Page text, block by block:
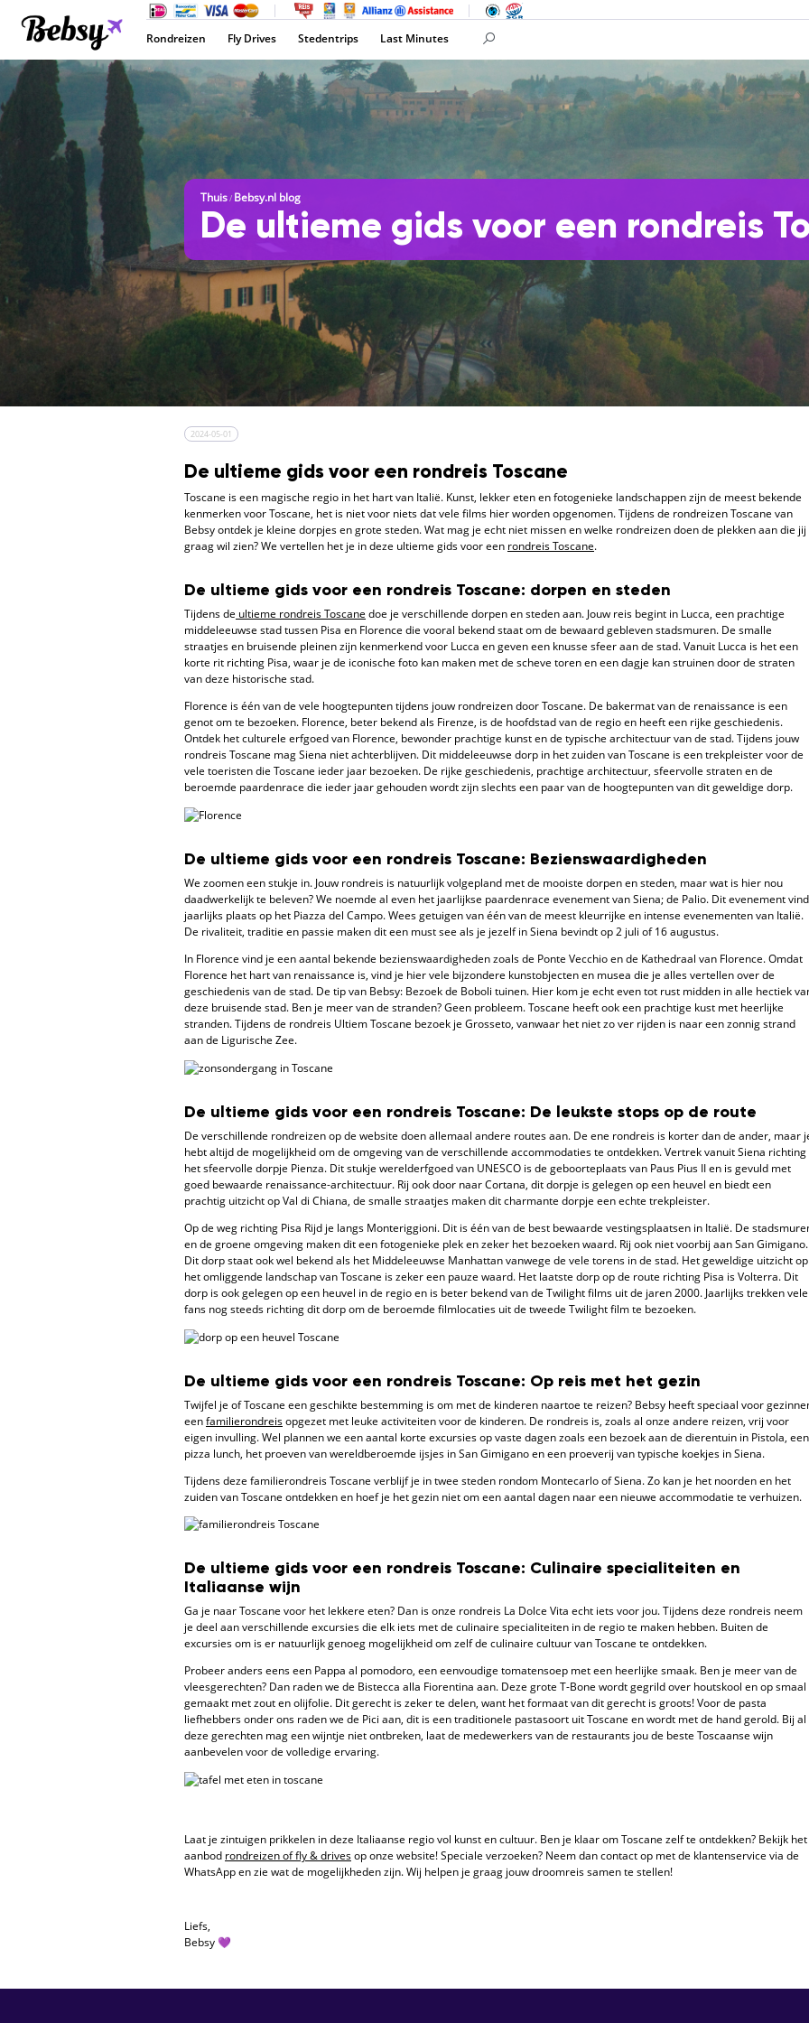
Rondreizen Fly Drives Stedentrips Last Minutes
Thuis/ Bebsy.nl blog
De ultieme gids voor een rondreis
2024-05-01
De ultieme gids voor een rondreis Toscane
Toscane is een magische regio in het hart van Italië. Kunst, lekker eten en fotogenieke landschappen zijn de meest bekende
kenmerken voor Toscane, het is niet voor niets dat vele films hier worden opgenomen. Tijdens de rondreizen Toscane van
Bebsy ontdek je kleine dorpjes en grote steden. Wat mag je echt niet missen en welke rondreizen doen de plekken aan die jij
graag wil zien? We vertellen het je in deze ultieme gids voor een rondreis Toscane.
De ultieme gids voor een rondreis Toscane: dorpen en steden
Tijdens de ultieme rondreis Toscane doe je verschillende dorpen en steden aan. Jouw reis begint in Lucca, een prachtige
middeleeuwse stad tussen Pisa en Florence die vooral bekend staat om de bewaard gebleven stadsmuren. De smalle
straatjes en bruisende pleinen zijn kenmerkend voor Lucca en geven een knusse sfeer aan de stad. Vanuit Lucca is het een
korte rit richting Pisa, waar je de iconische foto kan maken met de scheve toren en een dagje kan struinen door de straten
van deze historische stad.
Florence is één van de vele hoogtepunten tijdens jouw rondreizen door Toscane. De bakermat van de renaissance is een
genot om te bezoeken. Florence, beter bekend als Firenze, is de hoofdstad van de regio en heeft een rijke geschiedenis.
Ontdek het culturele erfgoed van Florence, bewonder prachtige kunst en de typische architectuur van de stad. Tijdens jouw
rondreis Toscane mag Siena niet achterblijven. Dit middeleeuwse dorp in het zuiden van Toscane is een trekpleister voor de
vele toeristen die Toscane ieder jaar bezoeken. De rijke geschiedenis, prachtige architectuur, sfeervolle straten en de
beroemde paardenrace die ieder jaar gehouden wordt zijn slechts een paar van de hoogtepunten van dit geweldige dorp.
De ultieme gids voor een rondreis Toscane: Bezienswaardigheden
We zoomen een stukje in. Jouw rondreis is natuurlijk volgepland met de mooiste dorpen en steden, maar wat is hier nou
daadwerkelijk te beleven? We noemde al even het jaarlijkse paardenrace evenement van Siena; de Palio. Dit evenement
jaarlijks plaats op het Piazza del Campo. Wees getuigen van één van de meest kleurrijke en intense evenementen van Italië.
De rivaliteit, traditie en passie maken dit een must see als je jezelf in Siena bevindt op 2 juli of 16 augustus.
In Florence vind je een aantal bekende bezienswaardigheden zoals de Ponte Vecchio en de Kathedraal van Florence. Omdat
Florence het hart van renaissance is, vind je hier vele bijzondere kunstobjecten en musea die je alles vertellen over de
geschiedenis van de stad. De tip van Bebsy: Bezoek de Boboli tuinen. Hier kom je echt even tot rust midden in alle hectiek
deze bruisende stad. Ben je meer van de stranden? Geen probleem. Toscane heeft ook een prachtige kust met heerlijke
stranden. Tijdens de rondreis Ultiem Toscane bezoek je Grosseto, vanwaar het niet zo ver rijden is naar een zonnig strand
aan de Ligurische Zee.
De ultieme gids voor een rondreis Toscane: De leukste stops op de route
De verschillende rondreizen op de website doen allemaal andere routes aan. De ene rondreis is korter dan de ander, maar
hebt altijd de mogelijkheid om de omgeving van de verschillende accommodaties te ontdekken. Vertrek vanuit Siena richting
het sfeervolle dorpje Pienza. Dit stukje werelderfgoed van UNESCO is de geboorteplaats van Paus Pius II en is gevuld met
goed bewaarde renaissance-architectuur. Rij ook door naar Cortana, dit dorpje is gelegen op een heuvel en biedt een
prachtig uitzicht op Val di Chiana, de smalle straatjes maken dit charmante dorpje een echte trekpleister.
Op de weg richting Pisa Rijd je langs Monteriggioni. Dit is één van de best bewaarde vestingsplaatsen in Italië. De
en de groene omgeving maken dit een fotogenieke plek en zeker het bezoeken waard. Rij ook niet voorbij aan San Gimigano.
Dit dorp staat ook wel bekend als het Middeleeuwse Manhattan vanwege de vele torens in de stad. Het geweldige uitzicht op
het omliggende landschap van Toscane is zeker een pauze waard. Het laatste dorp op de route richting Pisa is Volterra. Dit
dorp is ook gelegen op een heuvel in de regio en is beter bekend van de Twilight films uit de jaren 2000. Jaarlijks trekken vele
fans nog steeds richting dit dorp om de beroemde filmlocaties uit de tweede Twilight film te bezoeken.
De ultieme gids voor een rondreis Toscane: Op reis met het gezin
Twijfel je of Toscane een geschikte bestemming is om met de kinderen naartoe te reizen? Bebsy heeft speciaal voor
eenfamilierondreisopgezet met leuke activiteiten voor de kinderen. De rondreis is, zoals al onze andere reizen, vrij voor
eigen invulling. Wel plannen we een aantal korte excursies op vaste dagen zoals een bezoek aan de dierentuin in Pistola, een
pizza lunch, het proeven van wereldberoemde ijsjes in San Gimigano en een proeverij van typische koekjes in Siena.
Tijdens deze familierondreis Toscane verblijf je in twee steden rondom Montecarlo of Siena. Zo kan je het noorden en het
zuiden van Toscane ontdekken en hoef je het gezin niet om een aantal dagen naar een nieuwe accommodatie te verhuizen.
De ultieme gids voor een rondreis Toscane: Culinaire specialiteiten en
Italiaanse wijn
Ga je naar Toscane voor het lekkere eten? Dan is onze rondreis La Dolce Vita echt iets voor jou. Tijdens deze rondreis neem
je deel aan verschillende excursies die elk iets met de culinaire specialiteiten in de regio te maken hebben. Buiten de
excursies om is er natuurlijk genoeg mogelijkheid om zelf de culinaire cultuur van Toscane te ontdekken.
Probeer anders eens een Pappa al pomodoro, een eenvoudige tomatensoep met een heerlijke smaak. Ben je meer van de
vleesgerechten? Dan raden we de Bistecca alla Fiorentina aan. Deze grote T-Bone wordt gegrild over houtskool en op smaal
gemaakt met zout en olijfolie. Dit gerecht is zeker te delen, want het formaat van dit gerecht is groots! Voor de pasta
liefhebbers onder ons raden we de Pici aan, dit is een traditionele pastasoort uit Toscane en wordt met de hand gerold. Bij al
deze gerechten mag een wijntje niet ontbreken, laat de medewerkers van de restaurants jou de beste Toscaanse wijn
aanbevelen voor de volledige ervaring.
Laat je zintuigen prikkelen in deze Italiaanse regio vol kunst en cultuur. Ben je klaar om Toscane zelf te ontdekken? Bekijk het
aanbod rondreizen of fly & drivesop onze website! Speciale verzoeken? Neem dan contact op met de klantenservice via de
WhatsApp en zie wat de mogelijkheden zijn. Wij helpen je graag jouw droomreis samen te stellen!
Liefs,
Bebsy 💜